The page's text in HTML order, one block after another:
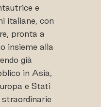
e
italiane, con
pronta a
insieme alla
già
in Asia,
e Stati